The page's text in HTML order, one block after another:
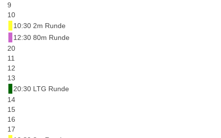
9
10
10:30 2m Runde
12:30 80m Runde
20
11
12
13
20:30 LTG Runde
14
15
16
17